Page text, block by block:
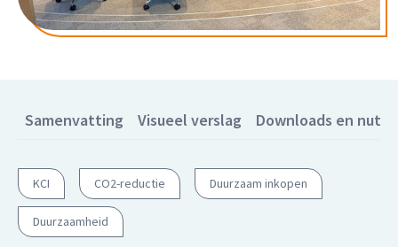
Samenvatting Visueel verslag Downloads en
KCI CO2-reductie Duurzaam inkopen
Duurzaamheid